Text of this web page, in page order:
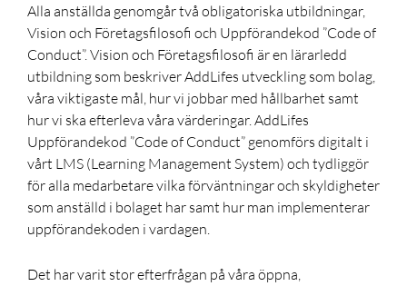
Alla anställda genomgår två obligatoriska utbildningar,
Vision och Företagsfilosofi och Uppförandekod ”Code of
Conduct”. Vision och Företagsfilosofi är en lärarledd
utbildning som beskriver AddLifes utveckling som bolag,
våra viktigaste mål, hur vi jobbar med hållbarhet samt
hur vi ska efterleva våra värderingar. AddLifes
Uppförandekod ”Code of Conduct” genomförs digitalt i
vårt LMS (Learning Management System) och tydliggör
för alla medarbetare vilka förväntningar och skyldigheter
som anställd i bolaget har samt hur man implementerar
uppförandekoden i vardagen.
Det har varit stor efterfrågan på våra öppna,